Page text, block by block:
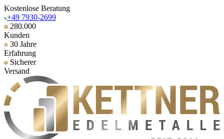
Kostenlose Beratung
+49 7930-2699
280.000
Kunden
30 Jahre
Erfahrung
Sicherer
Versand